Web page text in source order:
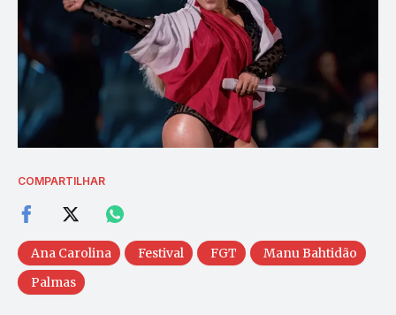
COMPARTILHAR
Ana Carolina Festival FGT
Manu Bahtidão
Palmas